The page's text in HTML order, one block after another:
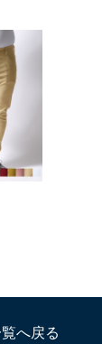
へ戻る